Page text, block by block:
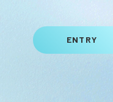
ENTRY